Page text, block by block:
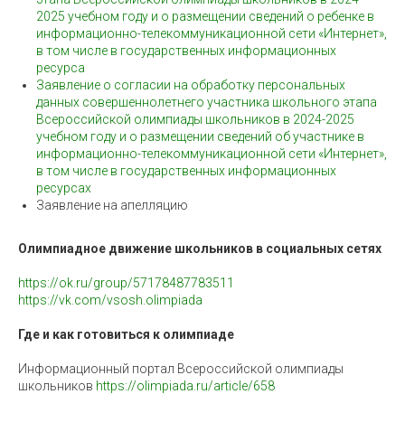
2025 учебном году и о размещении сведений о ребенке в
информационно-телекоммуникационной сети «Интернет»,
в том числе в государственных информационных
ресурса
Заявление о согласии на обработку персональных
данных совершеннолетнего участника школьного этапа
Всероссийской олимпиады школьников в 2024-2025
учебном году и о размещении сведений об участнике в
информационно-телекоммуникационной сети «Интернет»,
в том числе в государственных информационных
ресурсах
Заявление на апелляцию
Олимпиадное движение школьников в социальных сетях
https://ok.ru/group/57178487783511
https://vk.com/vsosh.olimpiada
Где и как готовиться к олимпиаде
Информационный портал Всероссийской олимпиады
школьников https://olimpiada.ru/article/658